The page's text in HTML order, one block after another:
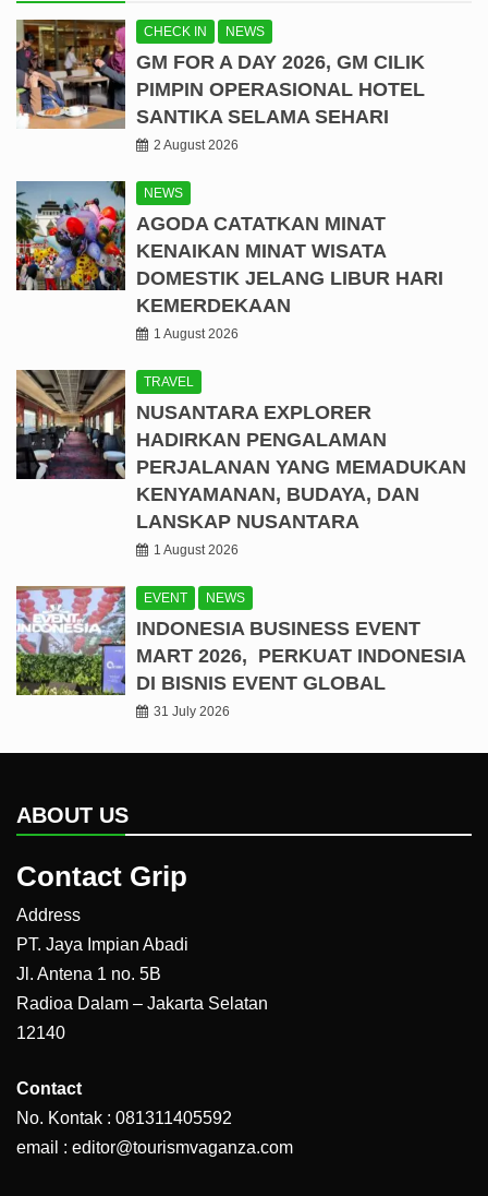
CHECK IN NEWS
GM FOR A DAY 2026, GM CILIK
PIMPIN OPERASIONAL HOTEL
SANTIKA SELAMA SEHARI
2 August 2026
NEWS
AGODA CATATKAN MINAT
KENAIKAN MINAT WISATA
DOMESTIK JELANG LIBUR HARI
KEMERDEKAAN
1 August 2026
TRAVEL
NUSANTARA EXPLORER
HADIRKAN PENGALAMAN
PERJALANAN YANG MEMADUKAN
KENYAMANAN, BUDAYA, DAN
LANSKAP NUSANTARA
1 August 2026
EVENT NEWS
INDONESIA BUSINESS EVENT
MART 2026, PERKUAT INDONESIA
DI BISNIS EVENT GLOBAL
31 July 2026
ABOUT US
Contact Grip
Address
PT. Jaya Impian Abadi
Jl. Antena 1 no. 5B
Radioa Dalam – Jakarta Selatan
12140
Contact
No. Kontak : 081311405592
email : editor@tourismvaganza.com